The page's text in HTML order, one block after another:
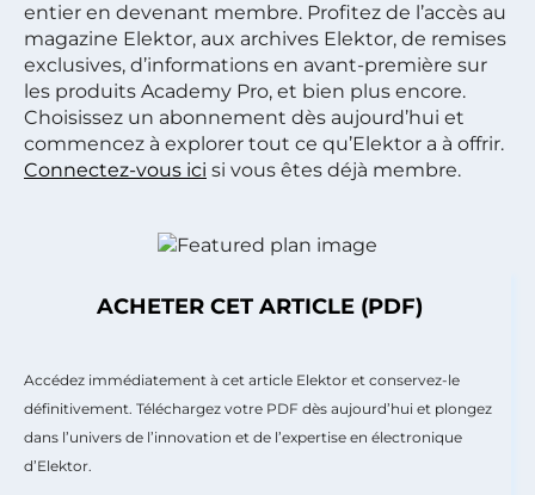
entier en devenant membre. Profitez de l’accès au
magazine Elektor, aux archives Elektor, de remises
exclusives, d’informations en avant-première sur
les produits Academy Pro, et bien plus encore.
Choisissez un abonnement dès aujourd’hui et
commencez à explorer tout ce qu’Elektor a à offrir.
Connectez-vous ici si vous êtes déjà membre.
ACHETER CET ARTICLE (PDF)
Accédez immédiatement à cet article Elektor et conservez-le
définitivement. Téléchargez votre PDF dès aujourd’hui et plongez
dans l’univers de l’innovation et de l’expertise en électronique
d’Elektor.